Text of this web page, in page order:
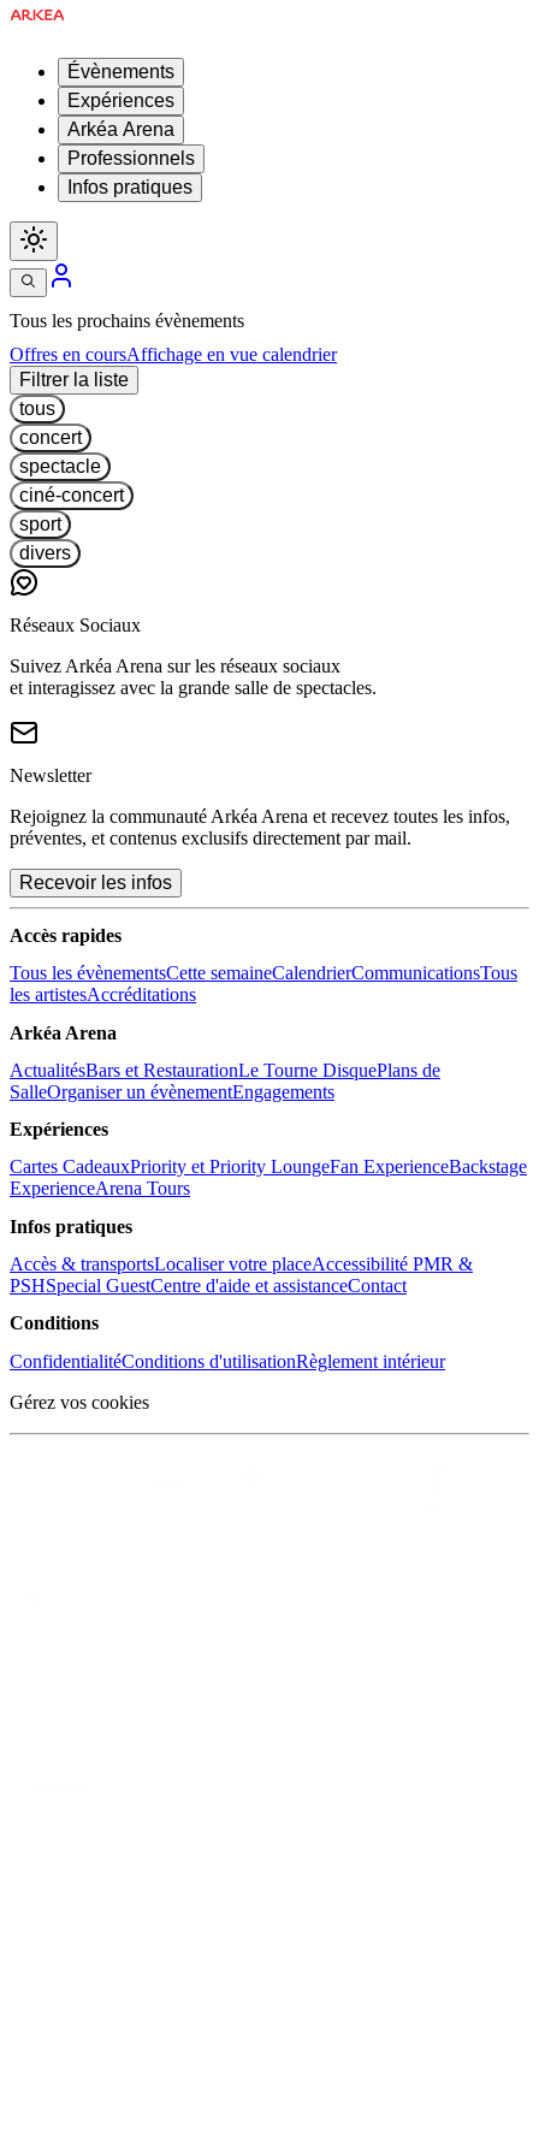
Évènements
Expériences
Arkéa Arena
Professionnels
Infos pratiques
Tous les prochains évènements
Offres en coursAffichage en vue calendrier
Filtrer la liste
tous
concert
spectacle
ciné-concert
sport
divers
Réseaux Sociaux
Suivez Arkéa Arena sur les réseaux sociaux
et interagissez avec la grande salle de spectacles.
Newsletter
Rejoignez la communauté Arkéa Arena et recevez toutes les infos,
préventes, et contenus exclusifs directement par mail.
Recevoir les infos
Accès rapides
Tous les évènementsCette semaineCalendrierCommunicationsTous
les artistesAccréditations
Arkéa Arena
ActualitésBars et RestaurationLe Tourne DisquePlans de
SalleOrganiser un évènementEngagements
Expériences
Cartes CadeauxPriority et Priority LoungeFan ExperienceBackstage
ExperienceArena Tours
Infos pratiques
Accès & transportsLocaliser votre placeAccessibilité PMR &
PSHSpecial GuestCentre d'aide et assistanceContact
Conditions
ConfidentialitéConditions d'utilisationRèglement intérieur
Gérez vos cookies